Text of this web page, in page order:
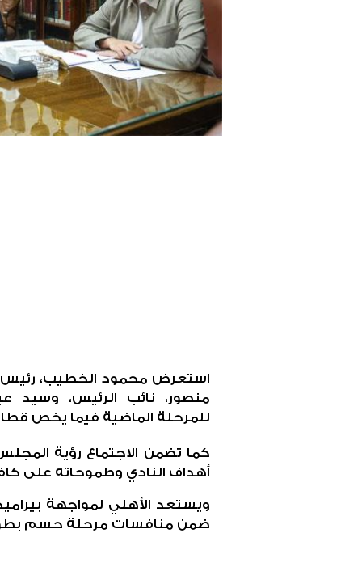
استعرض محمود الخطيب، رئيس
منصور، نائب الرئيس، وسيد
للمرحلة الماضية فيما يخص
كما تضمن الاجتماع رؤية
أهداف النادي وطموحاته على
ضمن منافسات مرحلة حسم